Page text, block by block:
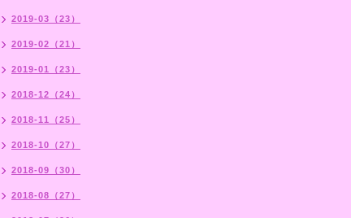
2019-03（23）
2019-02（21）
2019-01（23）
2018-12（24）
2018-11（25）
2018-10（27）
2018-09（30）
2018-08（27）